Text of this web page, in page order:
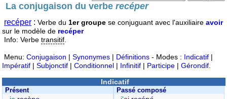
La conjugaison du verberecéper
recéper : Verbe du 1er groupe se conjuguant avec l'auxiliaire avoir
sur le modèle de recéper
Info: Verbe transitif
Menu: Conjugaison | Synonymes | Définitions - Modes : Indicatif |
Impératif | Subjonctif | Conditionnel | Infinitif | Participe | Gérondif
Indicatif
Présent
Passé composé